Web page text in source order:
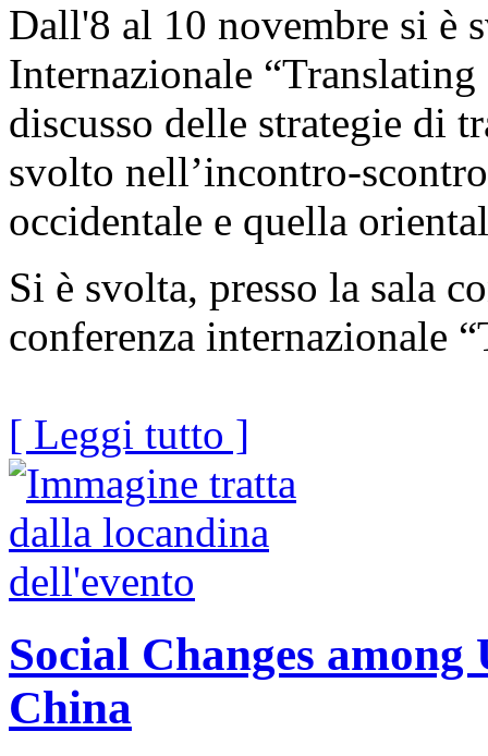
Dall'8 al 10 novembre si è
Internazionale “Translating
discusso delle strategie di
svolto nell’incontro-
occidentale e quella
Si è svolta, presso la sala
conferenza internazionale
[ Leggi tutto ]
Social Changes
China